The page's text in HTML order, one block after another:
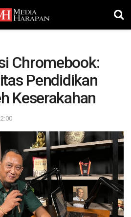
Chromebook:
Pendidikan
Keserakahan